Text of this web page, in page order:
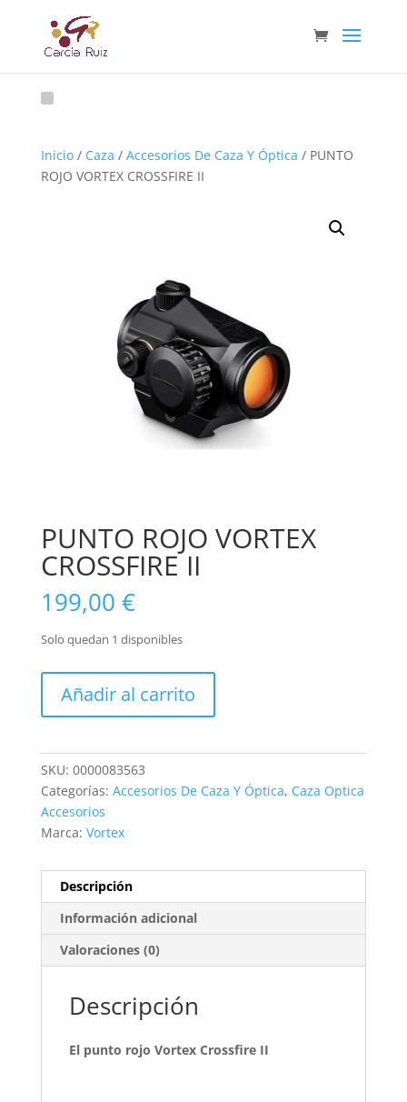
Inicio/ Caza / Accesorios De Caza Y Óptica / PUNTO
ROJO VORTEX CROSSFIRE II
PUNTO ROJO VORTEX
CROSSFIRE II
199,00 €
Solo quedan 1 disponibles
ROJO
II
cantidad
Añadir al carrito
SKU: 0000083563
Categorías: Accesorios De Caza Y Óptica, Caza Optica
Accesorios
Marca: Vortex
Descripción
Información adicional
Valoraciones (0)
Descripción
El punto rojo Vortex Crossfire II